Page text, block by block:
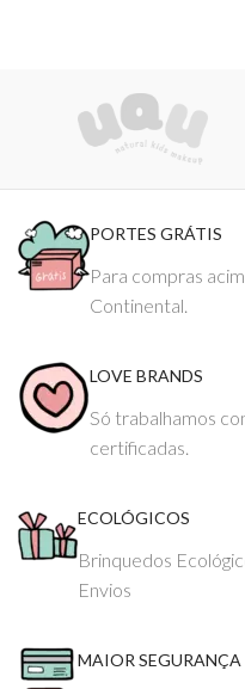
PORTES GRÁTIS
Para compras
Continental.
LOVE BRANDS
Só trabalhamos
certificadas.
ECOLÓGICOS
Brinquedos
Envios
MAIOR SEGURANÇA